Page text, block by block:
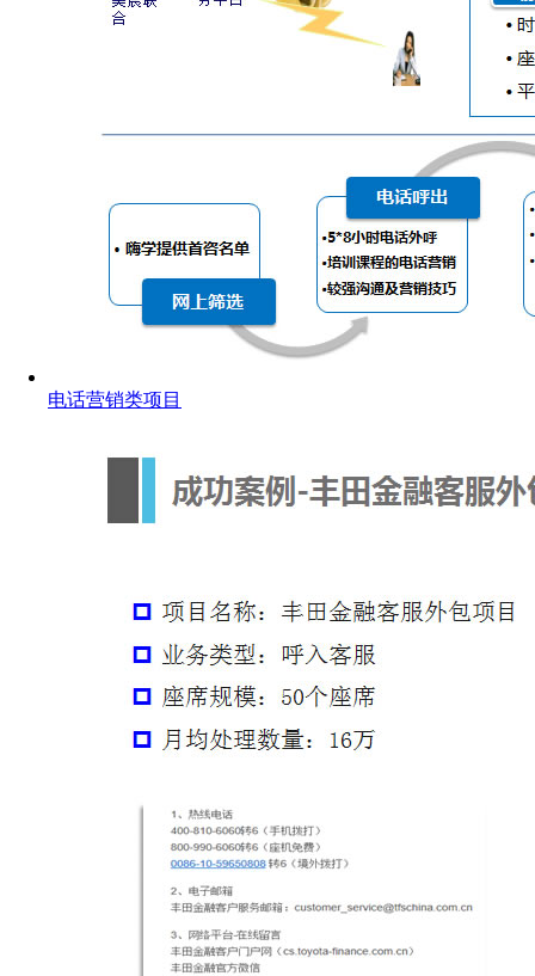
电话营销类项目